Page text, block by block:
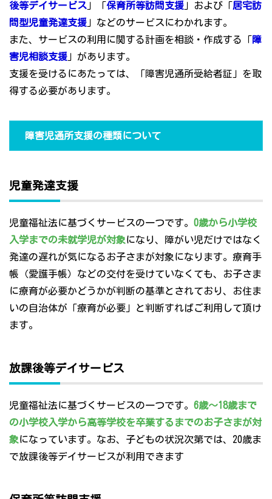
後等デイサービス 」「保育所等訪問支援 」および「居宅訪
問型児童発達支援 」などのサービスにわかれます。
また、サービスの利用に関する計画を相談・作成する「障
害児相談支援 」があります。
支援を受けるにあたっては、「障害児通所受給者証」を取
得する必要があります。
障害児通所支援の種類について
児童発達支援
児童福祉法に基づくサービスの一つです。 0歳から小学校
入学までの未就学児が対象になり、障がい児だけではなく
発達の遅れが気になるお子さまが対象になります。療育手
帳（愛護手帳）などの交付を受けていなくても、お子さま
に療育が必要かどうかが判断の基準とされており、お住ま
いの自治体が「療育が必要」と判断すればご利用して頂け
ます。
放課後等デイサービス
児童福祉法に基づくサービスの一つです。 6歳～18歳まで
の小学校入学から高等学校を卒業するまでのお子さまが対
象になっています。なお、子どもの状況次第では、20歳ま
で放課後等デイサービスが利用できます